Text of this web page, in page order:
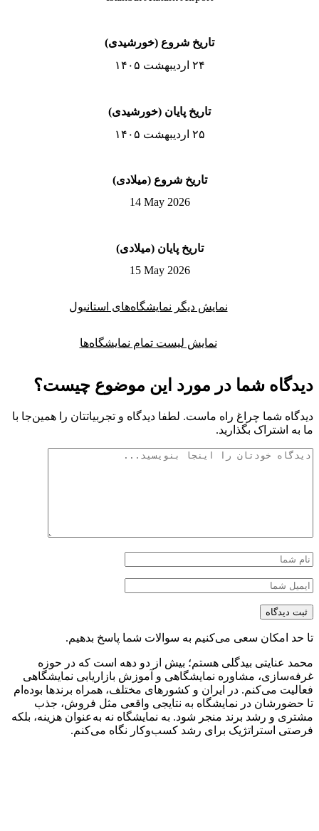
تاریخ شروع (خورشیدی)
تاریخ پایان (خورشیدی)
تاریخ شروع (میلادی)
14 May 2026
تاریخ پایان (میلادی)
15 May 2026
نمایش دیگر نمایشگاه‌های استانبول
نمایش لیست تمام نمایشگاه‌ها
شما در مورد این موضوع چیست؟
شما چراغ راه ماست. لطفا دیدگاه و تجربیاتتان را همین‌جا با
اشتراک بگذارید.
امکان سعی می‌کنیم به سوالات شما پاسخ بدهیم.
عنایتی بیدگلی هستم؛ بیش از دو دهه است که در حوزه
مشاوره نمایشگاهی و آموزش بازاریابی نمایشگاهی
می‌کنم. در ایران و کشورهای مختلف، همراه برندها بوده‌ام
در نمایشگاه به نتایجی واقعی مثل فروش، جذب
و رشد برند منجر شود. به نمایشگاه نه به‌عنوان هزینه، بلکه
استراتژیک برای رشد کسب‌وکار نگاه می‌کنم.